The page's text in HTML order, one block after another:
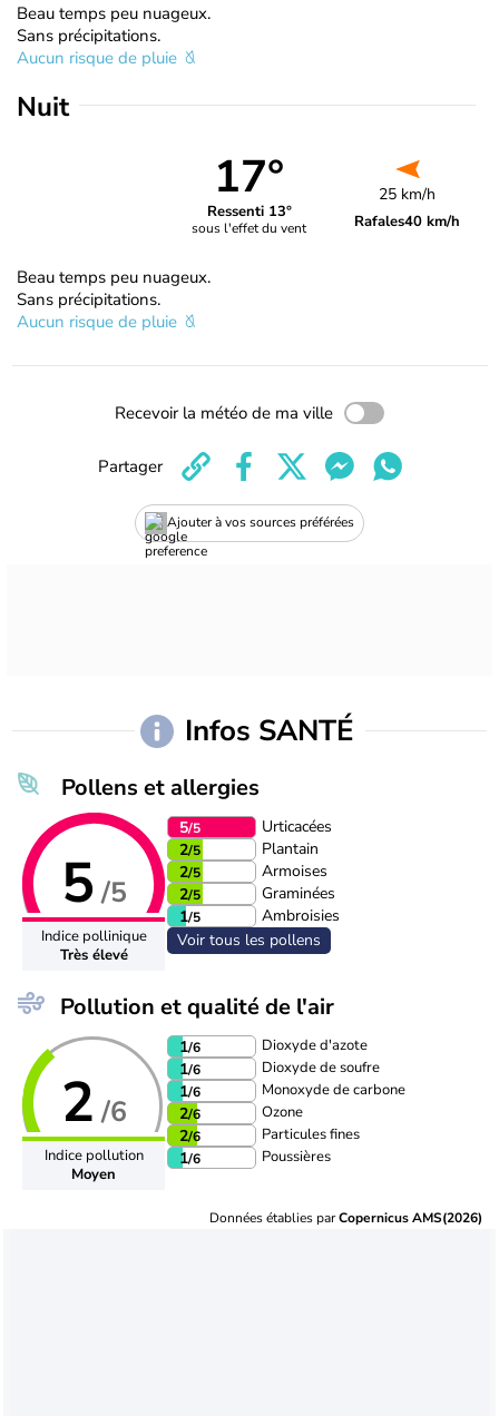
Beau temps peu nuageux.
Sans précipitations.
Aucun risque de pluie
Nuit
17°
Ressenti 13°
sous l'effet du vent
25 km/h
Rafales40 km/h
Beau temps peu nuageux.
Sans précipitations.
Aucun risque de pluie
Recevoir la météo de ma ville
Ajouter à vos sources préférées
Partager
Infos SANTÉ
Pollens et allergies
5 /5
Indice pollinique
Très élevé
5/5
Urticacées
2/5
Plantain
2/5
Armoises
2/5
Graminées
1/5
Ambroisies
Voir tous les pollens
Pollution et qualité de l'air
2 /6
Indice pollution
Moyen
1/6 Dioxyde d'azote
1/6 Dioxyde de soufre
1/6 Monoxyde de carbone
2/6 Ozone
2/6 Particules fines
1/6 Poussières
Données établies parCopernicus AMS(2026)